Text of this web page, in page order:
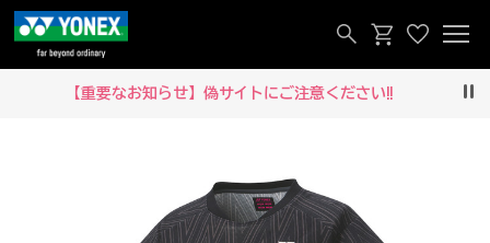
【重要なお知らせ】偽サイトにご注意ください‼